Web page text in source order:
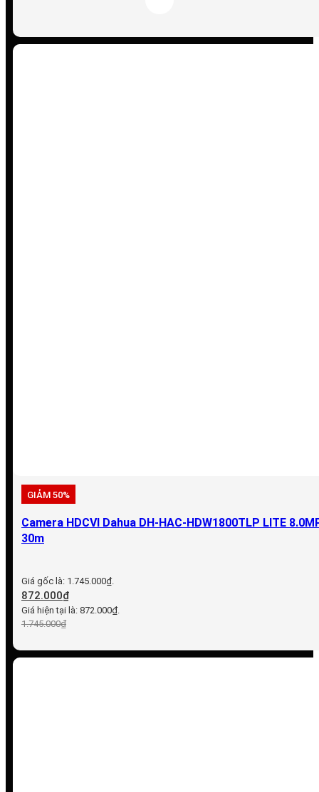
GIẢM 50%
Camera HDCVI Dahua DH-HAC-HDW1800TLP LITE
30m
1.745.000₫
Giá gốc là: 1.745.000₫.
872.000₫
Giá hiện tại là: 872.000₫.